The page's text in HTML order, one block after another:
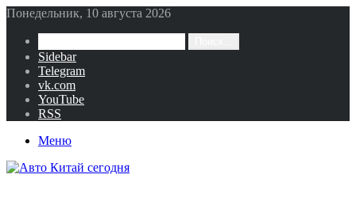
Понедельник, 10 августа 2026
Sidebar
Telegram
vk.com
YouTube
RSS
Меню